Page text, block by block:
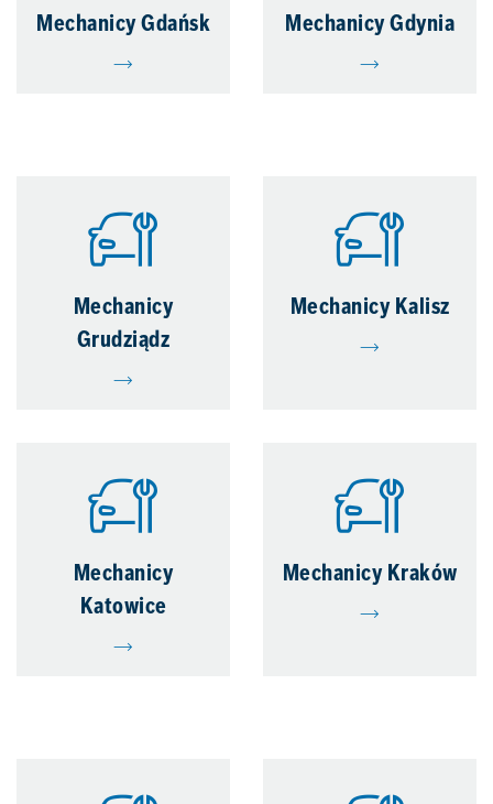
Mechanicy Gdańsk Mechanicy Gdynia
Mechanicy
Grudziądz
Mechanicy Kalisz
Mechanicy
Katowice
Mechanicy Kraków